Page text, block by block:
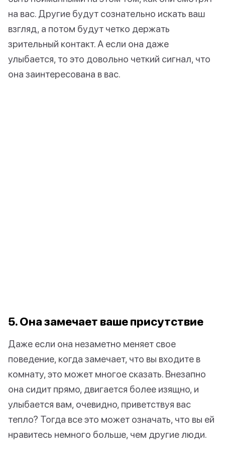
на вас. Другие будут сознательно искать ваш
взгляд, а потом будут четко держать
зрительный контакт. А если она даже
улыбается, то это довольно четкий сигнал, что
она заинтересована в вас.
5. Она замечает ваше присутствие
Даже если она незаметно меняет свое
поведение, когда замечает, что вы входите в
комнату, это может многое сказать. Внезапно
она сидит прямо, двигается более изящно, и
улыбается вам, очевидно, приветствуя вас
тепло? Тогда все это может означать, что вы ей
нравитесь немного больше, чем другие люди.